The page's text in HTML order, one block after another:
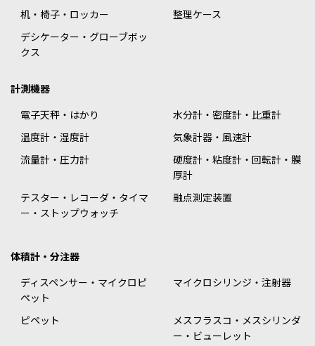
机・椅子・ロッカー
整理ケース
デシケーター・グローブボッ
クス
計測機器
電子天秤・はかり
水分計・密度計・比重計
温度計・湿度計
気象計器・風速計
流量計・圧力計
硬度計・粘度計・回転計・膜
厚計
テスター・レコーダ・タイマ
ー・ストップウォッチ
融点測定装置
体積計・分注器
ディスペンサー・マイクロピ
ペット
マイクロシリンジ・注射器
ピペット
メスフラスコ・メスシリンダ
ー・ビューレット